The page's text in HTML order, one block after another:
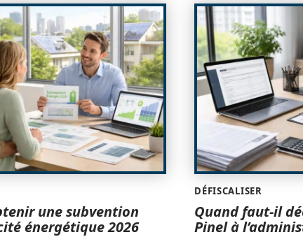
une subvention
énergétique 2026
DÉFISCALISER
Quand faut-il
Pinel à